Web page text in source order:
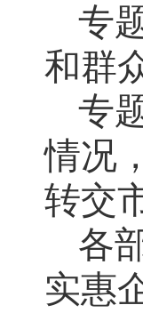
专
和群
专
情况
转交
各
实惠